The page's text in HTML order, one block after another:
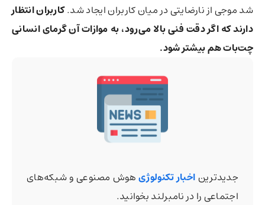
شد موجی از نارضایتی در میان کاربران ایجاد شد.کاربران انتظار
دارند که اگر دقت فنی بالا می‌رود، به موازات آن گرمای انسانی
چت‌بات هم بیشتر شود.
جدیدتریناخبار تکنولوژیهوش مصنوعی و شبکه‌های
اجتماعی را در نامبرلند بخوانید.